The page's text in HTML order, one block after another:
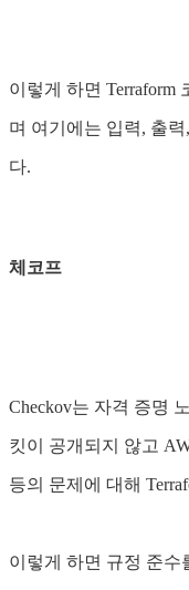
이렇게 하면 Terraform
며 여기에는 입력, 출
다.
체코프
Checkov는 자격 증명
킷이 공개되지 않고
등의 문제에 대해
이렇게 하면 규정 준수